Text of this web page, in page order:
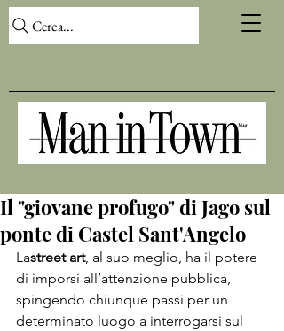
Cerca...
Il "giovane profugo" di Jago sul
ponte di Castel Sant'Angelo
Lastreet art, al suo meglio, ha il potere
di imporsi all’attenzione pubblica,
spingendo chiunque passi per un
determinato luogo a interrogarsi sul